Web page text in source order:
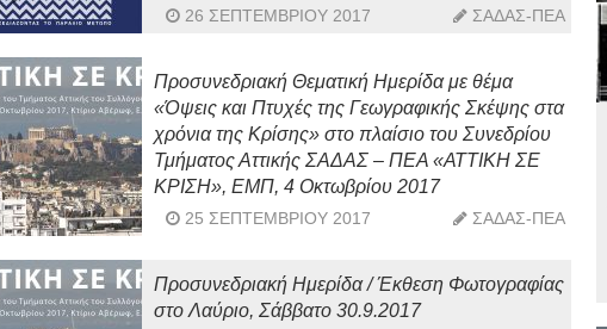
26 ΣΕΠΤΕΜΒΡΊΟΥ 2017 ΣΑΔΑΣ-ΠΕΑ
Προσυνεδριακή Θεματική Ημερίδα με θέμα
«Όψεις και Πτυχές της Γεωγραφικής Σκέψης στα
χρόνια της Κρίσης» στο πλαίσιο του Συνεδρίου
Τμήματος Αττικής ΣΑΔΑΣ – ΠΕΑ «ΑΤΤΙΚΗ ΣΕ
ΚΡΙΣΗ», ΕΜΠ, 4 Οκτωβρίου 2017
25 ΣΕΠΤΕΜΒΡΊΟΥ 2017 ΣΑΔΑΣ-ΠΕΑ
Προσυνεδριακή Ημερίδα / Έκθεση Φωτογραφίας
στο Λαύριο, Σάββατο 30.9.2017